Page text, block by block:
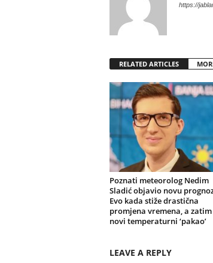
https://
RELATED ARTICLES
Poznati meteorolog Nedim
Sladić objavio novu
Evo kada stiže drastična
promjena vremena, a zatim
novi temperaturni ‘pakao’
LEAVE A REPLY